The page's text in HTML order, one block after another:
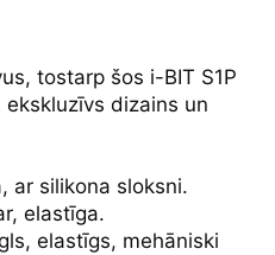
tostarp šos i-BIT S1P
dizains un
ar silikona sloksni.
elastīga.
elastīgs, mehāniski